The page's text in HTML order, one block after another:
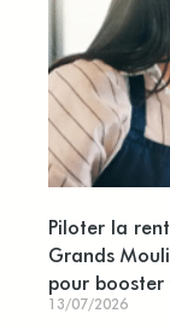
Piloter la
Grands
pour
13/07/2026